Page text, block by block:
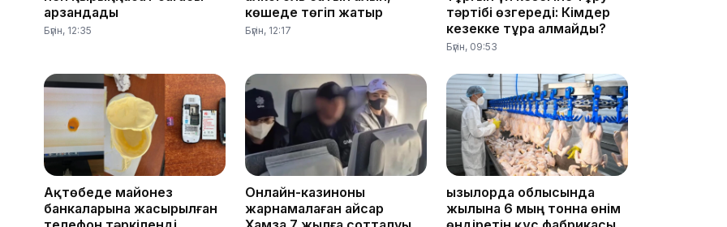
арзандады
Бүгін, 12:35
көшеде төгіп жатыр
Бүгін, 12:17
тәртібі өзгереді: Кімдер
кезекке тұра алмайды?
Бүгін, 09:53
Ақтөбеде майонез
банкаларына жасырылған
Онлайн-казиноны
жарнамалаған Қайсар
Қызылорда облысында
жылына 6 мың тонна өнім